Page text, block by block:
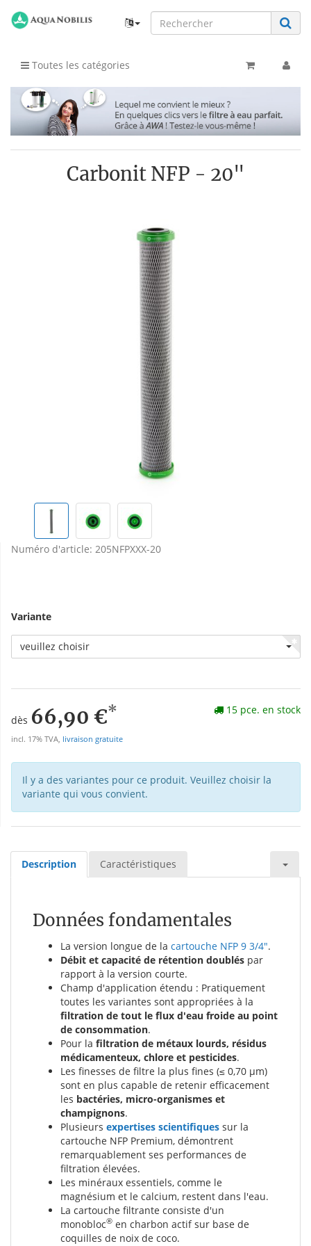
Toutes les catégories
Carbonit NFP - 20"
Numéro d'article: 205NFPXXX-20
Variante
veuillez choisir
dès 66,90 €*
incl. 17% TVA, livraison gratuite
15 pce. en stock
Il y a des variantes pour ce produit. Veuillez choisir la
variante qui vous convient.
Description Caractéristiques
Données fondamentales
La version longue de la cartouche NFP 9 3/4".
Débit et capacité de rétention doublés par
rapport à la version courte.
Champ d'application étendu : Pratiquement
toutes les variantes sont appropriées à la
filtration de tout le flux d'eau froide au point
de consommation.
Pour la filtration de métaux lourds, résidus
médicamenteux, chlore et pesticides.
Les finesses de filtre la plus fines (≤ 0,70 µm)
sont en plus capable de retenir efficacement
les bactéries, micro-organismes et
champignons.
Plusieurs expertises scientifiques sur la
cartouche NFP Premium, démontrent
remarquablement ses performances de
filtration élevées.
Les minéraux essentiels, comme le
magnésium et le calcium, restent dans l'eau.
La cartouche filtrante consiste d'un
monobloc® en charbon actif sur base de
coquilles de noix de coco.